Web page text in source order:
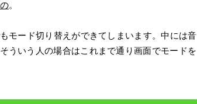
。
モード切り替えができてしまいます。中には音
ういう人の場合はこれまで通り画面でモードを